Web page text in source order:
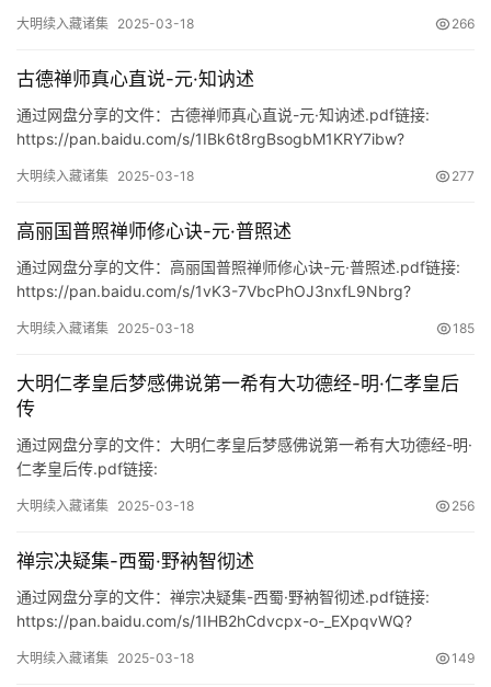
学
籍
医
学
籍
武
内
杂
学
四
全
书
全
登录
大明续入藏诸集 2025-03-18 266
古德禅师真心直说-元·知讷述
通过网盘分享的文件：古德禅师真心直说-元·知讷述.pdf链接:
https://pan.baidu.com/s/1IBk6t8rgBsogbM1KRY7ibw?
大明续入藏诸集 2025-03-18 277
高丽国普照禅师修心诀-元·普照述
通过网盘分享的文件：高丽国普照禅师修心诀-元·普照述.pdf链接:
https://pan.baidu.com/s/1vK3-7VbcPhOJ3nxfL9Nbrg?
大明续入藏诸集 2025-03-18 185
大明仁孝皇后梦感佛说第一希有大功德经-明·仁孝皇后
传
通过网盘分享的文件：大明仁孝皇后梦感佛说第一希有大功德经-明·
仁孝皇后传.pdf链接:
大明续入藏诸集 2025-03-18 256
禅宗决疑集-西蜀·野衲智彻述
通过网盘分享的文件：禅宗决疑集-西蜀·野衲智彻述.pdf链接:
https://pan.baidu.com/s/1IHB2hCdvcpx-o-_EXpqvWQ?
大明续入藏诸集 2025-03-18 149